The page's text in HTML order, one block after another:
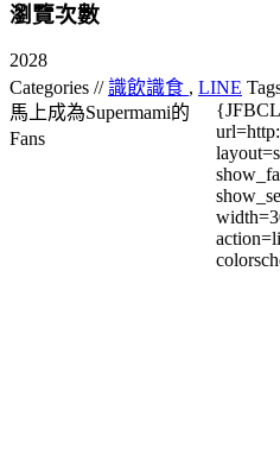
瀏覽次數
2028
Categories //識飲識食 , LINE
馬上成為Supermami的
Fans